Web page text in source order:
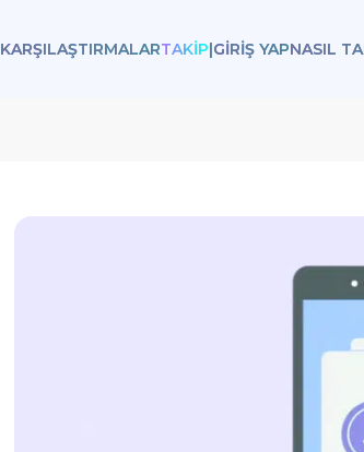
KARŞILAŞTIRMALARTAKIP|GİRİŞ YAPNASIL